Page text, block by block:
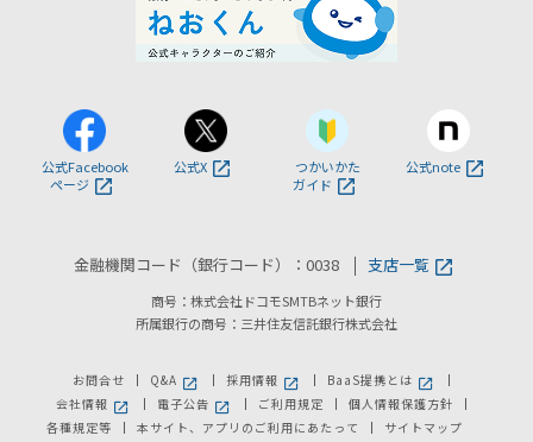
公式Facebook
ページ
公式X
つかいかた
ガイド
公式note
金融機関コード（銀行コード）：0038 支店一覧
商号：株式会社ドコモSMTBネット銀行
所属銀行の商号：三井住友信託銀行株式会社
お問合せ Q&A新しいウィンドウで開きます。
採用情報新しいウィンドウで開きます。
BaaS提携とは新しいウィンドウで
会社情報新しいウィンドウで開きます。
電子公告新しいウィンドウで開きます。
ご利用規定
個人情報保護方針
各種規定等
本サイト、アプリのご利用にあたって サイトマップ